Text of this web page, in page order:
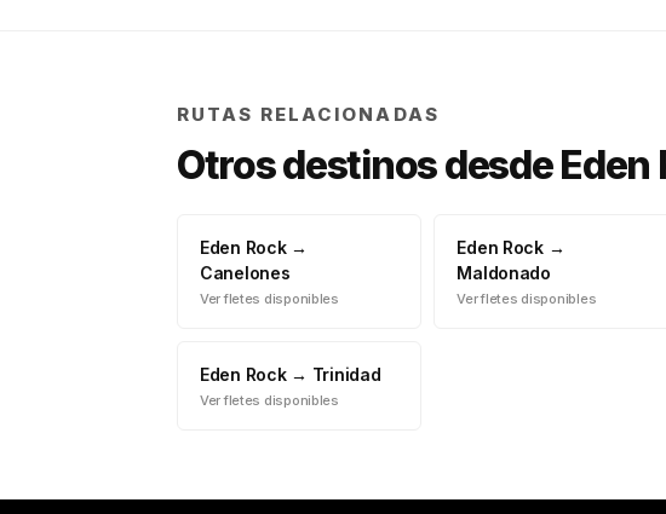
RUTAS RELACIONADAS
Otros destinos desdeEden
Eden Rock→
Canelones
Ver fletes disponibles
Eden Rock→
Maldonado
Ver fletes disponibles
Eden Rock→ Trinidad
Ver fletes disponibles